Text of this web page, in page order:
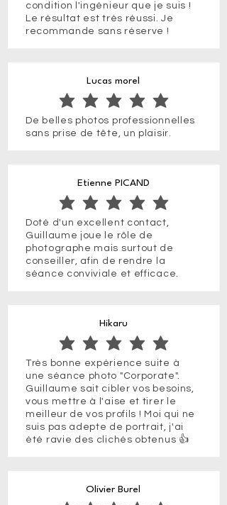
condition l'ingénieur que je suis !
Le résultat est très réussi. Je
recommande sans réserve !
Lucas morel
la note moyenne est 5 sur 5
De belles photos professionnelles
sans prise de tête, un plaisir.
Etienne PICAND
la note moyenne est 5 sur 5
Doté d'un excellent contact,
Guillaume joue le rôle de
photographe mais surtout de
conseiller, afin de rendre la
séance conviviale et efficace.
Hikaru
la note moyenne est 5 sur 5
Très bonne expérience suite à
une séance photo "Corporate".
Guillaume sait cibler vos besoins,
vous mettre à l'aise et tirer le
meilleur de vos profils ! Moi qui ne
suis pas adepte de portrait, j'ai
été ravie des clichés obtenus 👍
Olivier Burel